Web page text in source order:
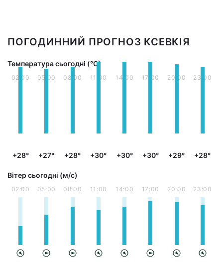
ПОГОДИННИЙ ПРОГНОЗ КСЕВКІЯ
Температура сьогодні (°С)
02:00
+28°
05:00
+27°
08:00
+28°
11:00
+30°
14:00
+30°
17:00
+30°
20:00
+29°
23:00
+28°
Вітер сьогодні (м/с)
02:00 05:00 08:00 11:00 14:00 17:00 20:00 23:00